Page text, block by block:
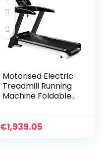
Motorised Electric
Treadmill Running
Machine Foldable
Fitness Equipment
€1,939.05